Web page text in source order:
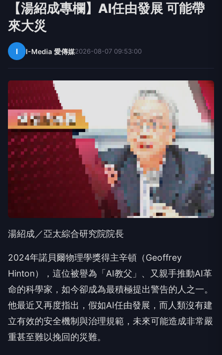
【湯紹成專欄】AI任由發展 可能帶
來大災
I I-Media 愛傳媒2026-08-07 09:53:00
湯紹成／亞太綜合研究院院長
2024年諾貝爾物理學獎得主辛頓（Geoffrey
Hinton），這位被譽為「AI教父」、又親手推動AI革
命的科學家，如今卻成為最積極提出警告的人之一。
他最近又再度指出，假如AI任由發展，而人類沒有建
立有效的安全機制與治理規範，未來可能造成非常嚴
重甚至難以挽回的災難。